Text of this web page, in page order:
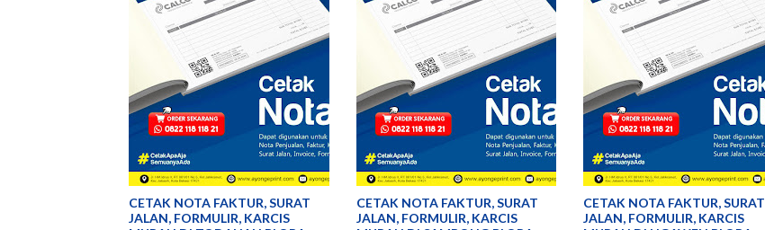
CETAK NOTA FAKTUR, SURAT
JALAN, FORMULIR, KARCIS
CETAK NOTA FAKTUR, SURAT
JALAN, FORMULIR, KARCIS
CETAK NOTA FAKTUR, SURAT
JALAN, FORMULIR, KARCIS